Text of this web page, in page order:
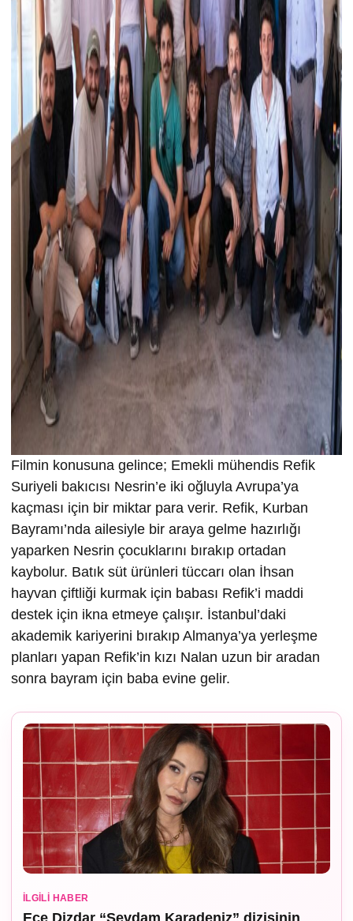
Filmin konusuna gelince; Emekli mühendis Refik
Suriyeli bakıcısı Nesrin’e iki oğluyla Avrupa’ya
kaçması için bir miktar para verir. Refik, Kurban
Bayramı’nda ailesiyle bir araya gelme hazırlığı
yaparken Nesrin çocuklarını bırakıp ortadan
kaybolur. Batık süt ürünleri tüccarı olan İhsan
hayvan çiftliği kurmak için babası Refik’i maddi
destek için ikna etmeye çalışır. İstanbul’daki
akademik kariyerini bırakıp Almanya’ya yerleşme
planları yapan Refik’in kızı Nalan uzun bir aradan
sonra bayram için baba evine gelir.
İLGILI HABER
Ece Dizdar “Sevdam Karadeniz” dizisinin